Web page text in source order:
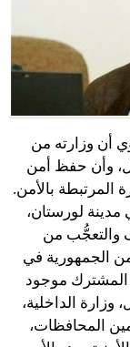
أن وزارته من
وأن حفظ أمن
المرتبطة بالأمن.
لورستان،
والتعجُّب من
الجمهورية في
المشترك موجود
وزارة الداخلية،
المحافظات،